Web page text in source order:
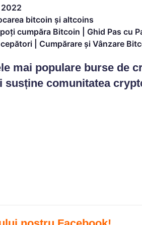
bitcoin și altcoins
cumpăra Bitcoin | Ghid Pas cu
| Cumpărare și Vânzare
mai populare burse de
susține comunitatea